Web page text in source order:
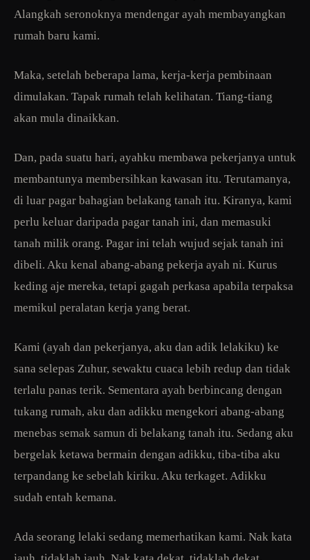
Alangkah seronoknya mendengar ayah membayangkan
rumah baru kami.
Maka, setelah beberapa lama, kerja-kerja pembinaan
dimulakan. Tapak rumah telah kelihatan. Tiang-tiang
akan mula dinaikkan.
Dan, pada suatu hari, ayahku membawa pekerjanya untuk
membantunya membersihkan kawasan itu. Terutamanya,
di luar pagar bahagian belakang tanah itu. Kiranya, kami
perlu keluar daripada pagar tanah ini, dan memasuki
tanah milik orang. Pagar ini telah wujud sejak tanah ini
dibeli. Aku kenal abang-abang pekerja ayah ni. Kurus
keding aje mereka, tetapi gagah perkasa apabila terpaksa
memikul peralatan kerja yang berat.
Kami (ayah dan pekerjanya, aku dan adik lelakiku) ke
sana selepas Zuhur, sewaktu cuaca lebih redup dan tidak
terlalu panas terik. Sementara ayah berbincang dengan
tukang rumah, aku dan adikku mengekori abang-abang
menebas semak samun di belakang tanah itu. Sedang aku
bergelak ketawa bermain dengan adikku, tiba-tiba aku
terpandang ke sebelah kiriku. Aku terkaget. Adikku
sudah entah kemana.
Ada seorang lelaki sedang memerhatikan kami. Nak kata